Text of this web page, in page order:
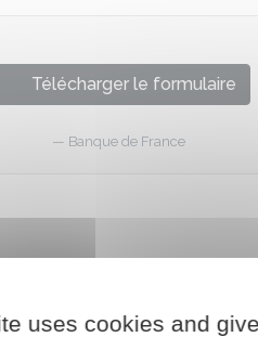
Télécharger le formulaire
Banque de France
uses cookies and